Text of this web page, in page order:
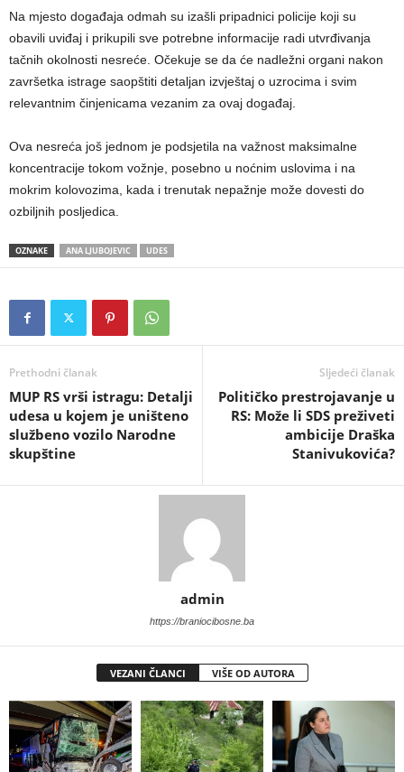
Na mjesto događaja odmah su izašli pripadnici policije koji su
obavili uviđaj i prikupili sve potrebne informacije radi utvrđivanja
tačnih okolnosti nesreće. Očekuje se da će nadležni organi nakon
završetka istrage saopštiti detaljan izvještaj o uzrocima i svim
relevantnim činjenicama vezanim za ovaj događaj.
Ova nesreća još jednom je podsjetila na važnost maksimalne
koncentracije tokom vožnje, posebno u noćnim uslovima i na
mokrim kolovozima, kada i trenutak nepažnje može dovesti do
ozbiljnih posljedica.
OZNAKE ANA LJUBOJEVIC UDES
Prethodni članak
​MUP RS vrši istragu: Detalji
udesa u kojem je uništeno
službeno vozilo Narodne
skupštine
Sljedeći članak
Političko prestrojavanje u
RS: Može li SDS preživeti
ambicije Draška
Stanivukovića?
admin
https://braniocibosne.ba
VEZANI ČLANCI VIŠE OD AUTORA